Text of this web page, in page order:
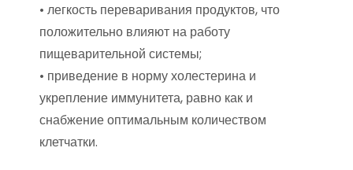
• легкость переваривания продуктов, что
положительно влияют на работу
пищеварительной системы;
• приведение в норму холестерина и
укрепление иммунитета, равно как и
снабжение оптимальным количеством
клетчатки.